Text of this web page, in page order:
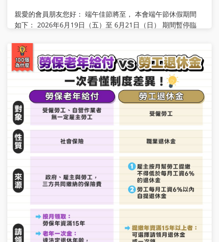
親愛的會員朋友您好： 端午佳節將至， 本會端午節休假期間
如下： 2026年6月19日（五）至 6月21日（日） 期間暫停臨